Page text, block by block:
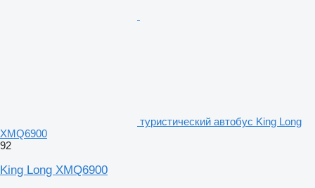
туристический автобус King Long
XMQ6900
92
King Long XMQ6900